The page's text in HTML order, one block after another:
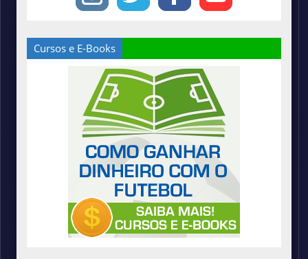
Cursos e E-Books